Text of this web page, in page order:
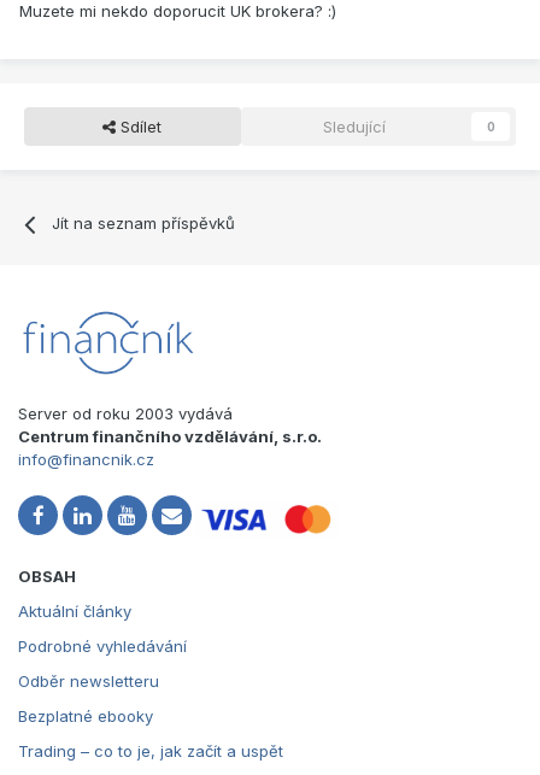
Muzete mi nekdo doporucit UK brokera? :)
Sdílet Sledující 0
Jít na seznam příspěvků
Server od roku 2003 vydává
Centrum finančního vzdělávání, s.r.o.
info@financnik.cz
OBSAH
Aktuální články
Podrobné vyhledávání
Odběr newsletteru
Bezplatné ebooky
Trading – co to je, jak začít a uspět